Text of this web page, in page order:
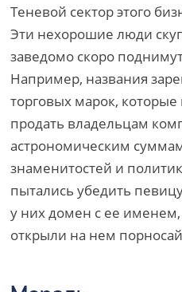
Теневой сектор этого
Эти нехорошие люди
заведомо скоро
Например, названия
торговых марок,
продать владельцам
астрономическим
знаменитостей и
пытались убедить
у них домен с ее
открыли на нем